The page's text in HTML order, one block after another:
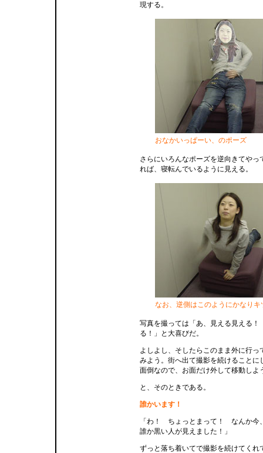
現する。
おなかいっぱーい、のポーズ
さらにいろんなポーズを逆向きてやっ
れば、寝転んでいるように見える。
なお、逆側はこのようにかなりキ
写真を撮っては「あ、見える見える
る！」と大喜びだ。
よしよし、そしたらこのまま外に行っ
みよう。街へ出て撮影を続けることに
面倒なので、お面だけ外して移動しよ
と、そのときである。
誰かいます！
「わ！ ちょっとまって！ なんか
誰か黒い人が見えました！」
ずっと落ち着いてで撮影を続けてくれ